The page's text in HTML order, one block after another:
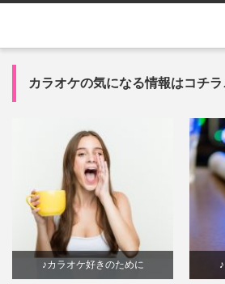
カラオケの気になる情報はコチラ
♪カラオケ好きのために